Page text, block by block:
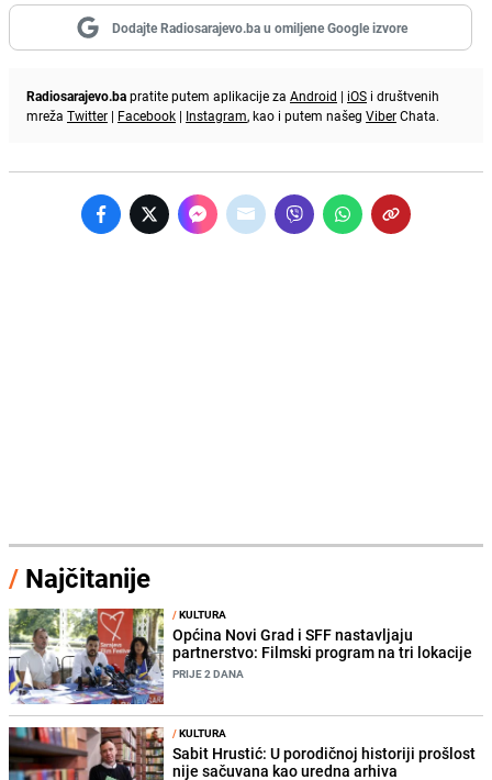
Dodajte Radiosarajevo.ba u omiljene Google izvore
Radiosarajevo.bapratite putem aplikacije za Android | iOS i društvenih
mreža Twitter | Facebook | Instagram, kao i putem našeg ViberChata.
/ Najčitanije
/KULTURA
Općina Novi Grad i SFF nastavljaju
partnerstvo: Filmski program na tri lokacije
PRIJE 2 DANA
/KULTURA
Sabit Hrustić: U porodičnoj historiji prošlost
nije sačuvana kao uredna arhiva